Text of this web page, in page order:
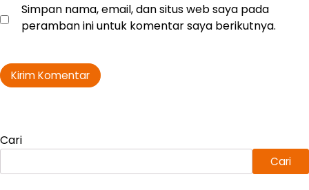
Simpan nama, email, dan situs web saya pada
peramban ini untuk komentar saya berikutnya.
Cari
Cari